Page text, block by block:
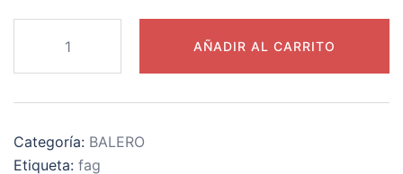
L038-
C3
FAG
d=35mm
AÑADIR AL CARRITO
Categoría: BALERO
Etiqueta: fag